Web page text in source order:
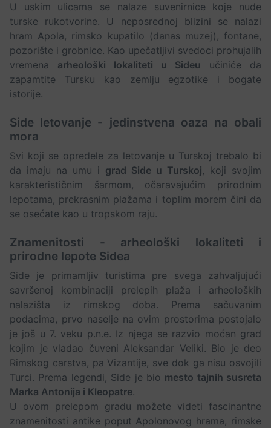
U uskim ulicama se nalaze suvenirnice koje nude
turske rukotvorine. U neposrednoj blizini se nalazi
hram Apola, rimsko kupatilo (danas muzej), fontane,
pozorište i grobnice. Kao upečatljivi svedoci prohujalih
vremena arheološki lokaliteti u Sideu učiniće da
zapamtite Tursku kao zemlju egzotike i bogate
istorije.
Side letovanje - jedinstvena oaza na obali
mora
Svi koji se opredele za letovanje u Turskoj trebalo bi
da imaju na umu i grad Side u Turskoj, koji svojim
karakterističnim šarmom, očaravajućim prirodnim
lepotama, prekrasnim plažama i toplim morem čini da
se osećate kao u tropskom raju.
Znamenitosti - arheološki lokaliteti i
prirodne lepote Sidea
Side je primamljiv turistima pre svega zahvaljujući
savršenoj kombinaciji prelepih plaža i arheoloških
nalazišta iz rimskog doba. Prema sačuvanim
podacima, prvo naselje na ovim prostorima postojalo
je još u 7. veku p.n.e. Iz njega se razvio moćan grad
kojim je vladao čuveni Aleksandar Veliki. Bio je deo
Rimskog carstva, pa Vizantije, sve dok ga nisu osvojili
Turci. Prema legendi, Side je bio mesto tajnih susreta
Marka Antonija i Kleopatre.
U ovom prelepom gradu možete videti fascinantne
znamenitosti antike poput Apolonovog hrama, rimske